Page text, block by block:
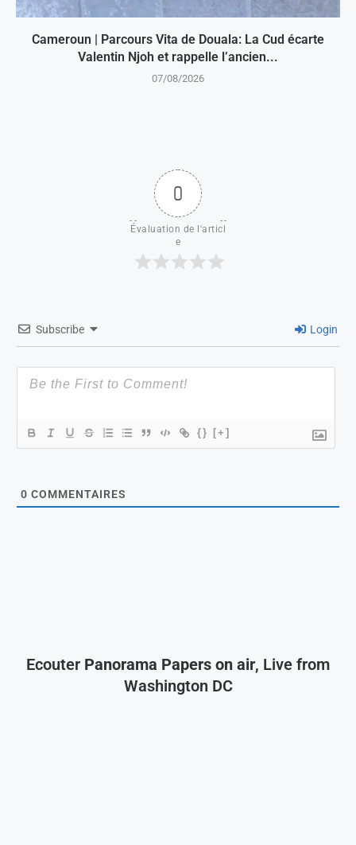
Cameroun | Parcours Vita de Douala: La Cud écarte
Valentin Njoh et rappelle l’ancien...
07/08/2026
0
Évaluation de l'articl
e
Subscribe Login
{} [+]
0 COMMENTAIRES
Ecouter Panorama Papers on air, Live from
Washington DC